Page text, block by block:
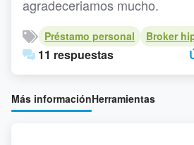
agradeceriamos mucho.
Préstamo personal Broker
11 respuestas
Más informaciónHerramientas